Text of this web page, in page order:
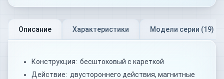
Описание Характеристики Модели серии (19)
Конструкция: бесштоковый с кареткой
Действие: двустороннего действия, магнитные